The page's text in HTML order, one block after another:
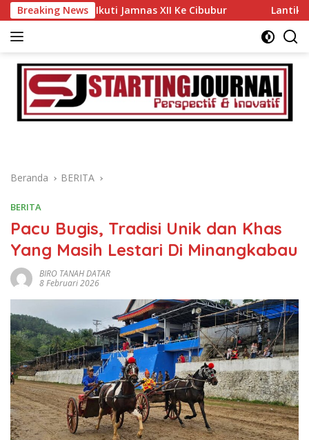
Langsung
ke
konten
Breaking News
Ikuti Jamnas XII Ke Cibubur Lantik Dr. Inoki
Beranda BERITA
BERITA
Pacu Bugis, Tradisi Unik dan Khas
Yang Masih Lestari Di Minangkabau
BIRO TANAH DATAR
8 Februari 2026